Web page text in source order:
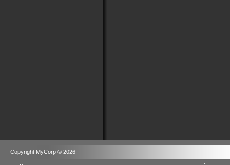
Copyright MyCorp © 2026